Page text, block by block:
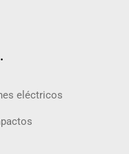
eléctricos